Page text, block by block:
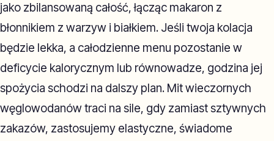
jako zbilansowaną całość, łącząc makaron z
błonnikiem z warzyw i białkiem. Jeśli twoja kolacja
będzie lekka, a całodzienne menu pozostanie w
deficycie kalorycznym lub równowadze, godzina jej
spożycia schodzi na dalszy plan. Mit wieczornych
węglowodanów traci na sile, gdy zamiast sztywnych
zakazów, zastosujemy elastyczne, świadome